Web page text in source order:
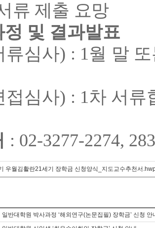
류 제출 요망
정 및 결과발표
류심사) : 1월 말
접심사) : 1차 서류
: 02-3277-2274,
우월김활란21세기 장학금 신청양식_지도교수추천서
반대학원 박사과정 ‘해외연구(논문집필) 장학금’ 신청 안